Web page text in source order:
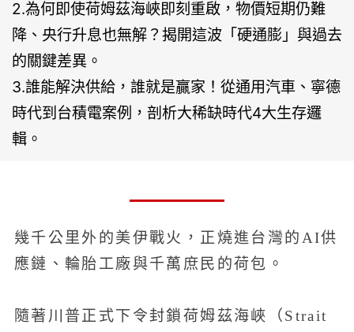
2.為何即使荷姆茲海峽即刻重啟，物價短期仍難
降、央行升息也無解？揭開這波「硬通膨」與過去
的關鍵差異。
3.誰能解決供給，誰就是贏家！從通用汽車、寧德
時代到台積電案例，剖析大稀缺時代4大生存邏
輯。
幾千公里外的美伊戰火，正燒進台灣的AI供
應鏈、輪胎工廠與千萬庶民的荷包。
隨著川普正式下令封鎖荷姆茲海峽（Strait